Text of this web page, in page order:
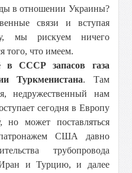
в отношении Украины?
связи и вступая
мы рискуем ничего
того, что имеем.
в ССCР запасов газа
Туркменистана. Там
недружественный нам
сегодня в Европу
может поставляться
США давно
трубопровода
Иран и Турцию, и далее